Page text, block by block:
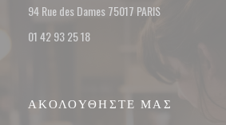
94 Rue des Dames 75017 PARIS((ανοίγει σε
01 42 93 25 18
ΑΚΟΛΟΥΘΉΣΤΕ ΜΑΣ